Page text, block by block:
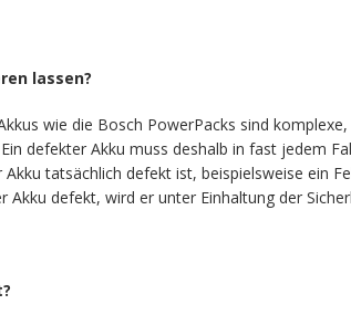
lassen?
wie die Bosch PowerPacks sind
defekter Akku muss deshalb in fast jedem
tatsächlich defekt ist, beispielsweise ein
Akku defekt, wird er unter Einhaltung der